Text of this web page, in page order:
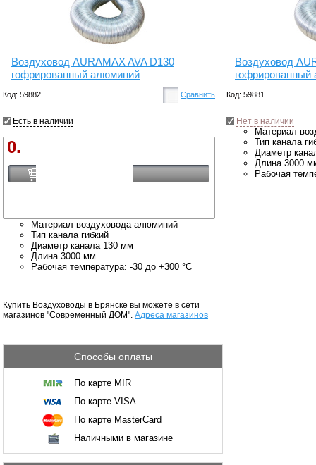
Воздуховод AURAMAX AVA D130
гофрированный алюминий
Код: 59882 Сравнить
Есть в наличии
0.
Материал воздуховода алюминий
Тип канала гибкий
Диаметр канала 130 мм
Длина 3000 мм
Рабочая температура: -30 до +300 °С
Воздуховод
гофрированный
Код: 59881
Нет в наличии
Материал
Тип канала
Диаметр
Длина 3000
Рабочая
Купить Воздуховоды в Брянске вы можете в сети
магазинов "Современный ДОМ". Адреса магазинов
Способы оплаты
По карте MIR
По карте VISA
По карте MasterCard
Наличными в магазине